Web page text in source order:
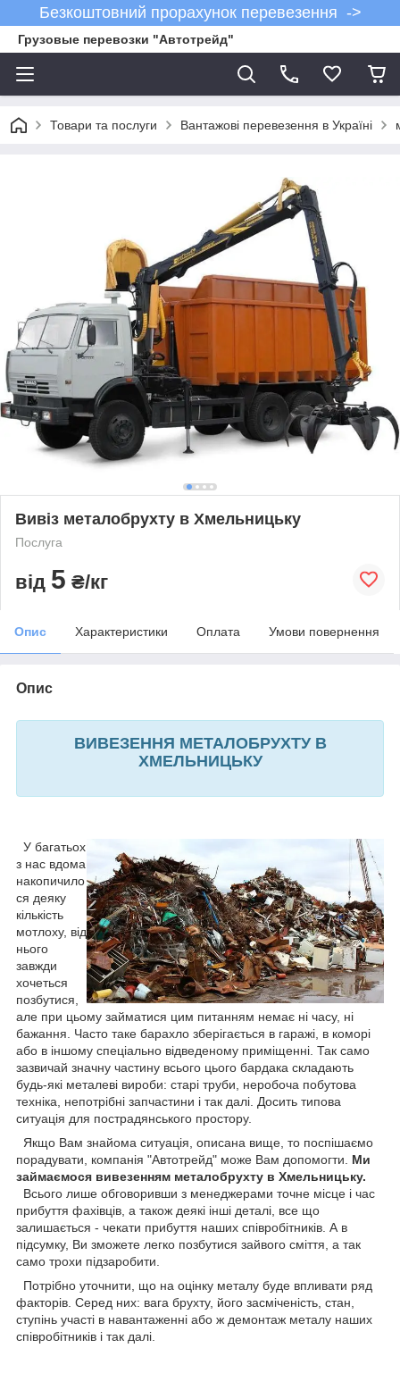
Безкоштовний прорахунок перевезення ->
Грузовые перевозки "Автотрейд"
Товари та послуги Вантажові перевезення в Україні
Вивіз металобрухту в Хмельницьку
Послуга
від 5 ₴/кг
Опис Характеристики Оплата Умови повернення
Опис
ВИВЕЗЕННЯ МЕТАЛОБРУХТУ В
ХМЕЛЬНИЦЬКУ
У багатьох
з нас вдома
накопичило
ся деяку
кількість
мотлоху, від
нього
завжди
хочеться
позбутися,
але при цьому займатися цим питанням немає ні часу, ні
бажання. Часто таке барахло зберігається в гаражі, в коморі
або в іншому спеціально відведеному приміщенні. Так само
зазвичай значну частину всього цього бардака складають
будь-які металеві вироби: старі труби, неробоча побутова
техніка, непотрібні запчастини і так далі. Досить типова
ситуація для пострадянського простору.
Якщо Вам знайома ситуація, описана вище, то поспішаємо
порадувати, компанія "Автотрейд" може Вам допомогти. Ми
займаємося вивезенням металобрухту в Хмельницьку.
Всього лише обговоривши з менеджерами точне місце і час
прибуття фахівців, а також деякі інші деталі, все що
залишається - чекати прибуття наших співробітників. А в
підсумку, Ви зможете легко позбутися зайвого сміття, а так
само трохи підзаробити.
Потрібно уточнити, що на оцінку металу буде впливати ряд
факторів. Серед них: вага брухту, його засміченість, стан,
ступінь участі в навантаженні або ж демонтаж металу наших
співробітників і так далі.